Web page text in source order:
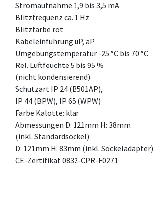
Stromaufnahme 1,9 bis 3,5 mA
Blitzfrequenz ca. 1 Hz
Blitzfarbe rot
Kabeleinführung uP, aP
Umgebungstemperatur -25 °C bis 70 °C
Rel. Luftfeuchte 5 bis 95 %
(nicht kondensierend)
Schutzart IP 24 (B501AP),
IP 44 (BPW), IP 65 (WPW)
Farbe Kalotte: klar
Abmessungen D: 121mm H: 38mm
(inkl. Standardsockel)
D: 121mm H: 83mm (inkl. Sockeladapter)
CE-Zertifikat 0832-CPR-F0271